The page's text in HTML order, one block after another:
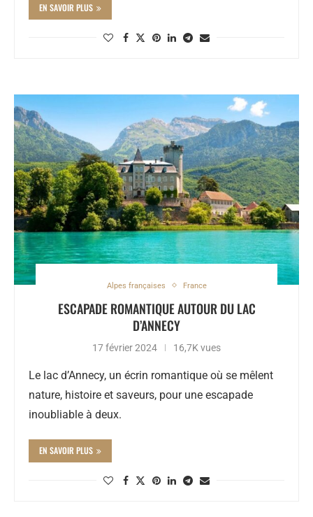
EN SAVOIR PLUS
Alpes françaises France
ESCAPADE ROMANTIQUE AUTOUR DU LAC
D’ANNECY
17 février 2024 16,7K vues
Le lac d’Annecy, un écrin romantique où se mêlent
nature, histoire et saveurs, pour une escapade
inoubliable à deux.
EN SAVOIR PLUS